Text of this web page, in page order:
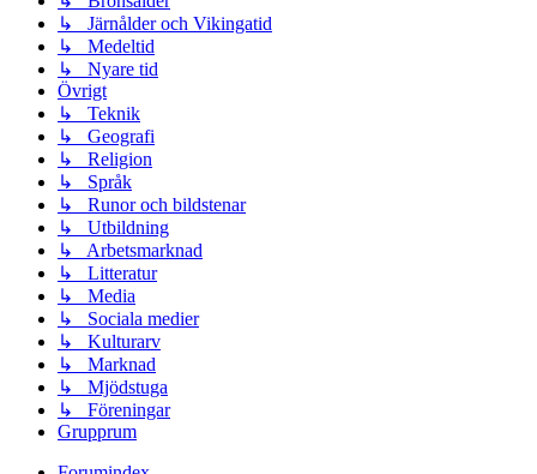
↳ Järnålder och Vikingatid
↳ Medeltid
↳ Nyare tid
Övrigt
↳ Teknik
↳ Geografi
↳ Religion
↳ Språk
↳ Runor och bildstenar
↳ Utbildning
↳ Arbetsmarknad
↳ Litteratur
↳ Media
↳ Sociala medier
↳ Kulturarv
↳ Marknad
↳ Mjödstuga
↳ Föreningar
Grupprum